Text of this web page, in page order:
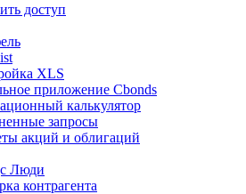
доступ
XLS
приложение Cbonds
калькулятор
запросы
акций и облигаций
Люди
контрагента